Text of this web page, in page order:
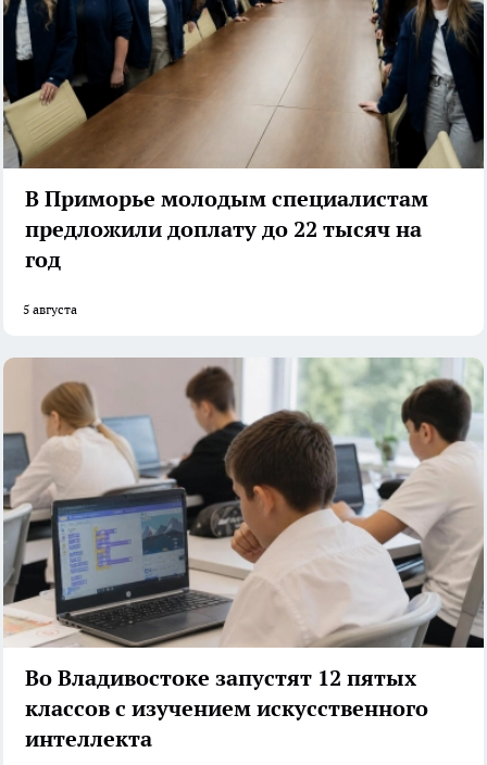
В Приморье молодым специалистам
предложили доплату до 22 тысяч на
год
5 августа
Во Владивостоке запустят 12 пятых
классов с изучением искусственного
интеллекта